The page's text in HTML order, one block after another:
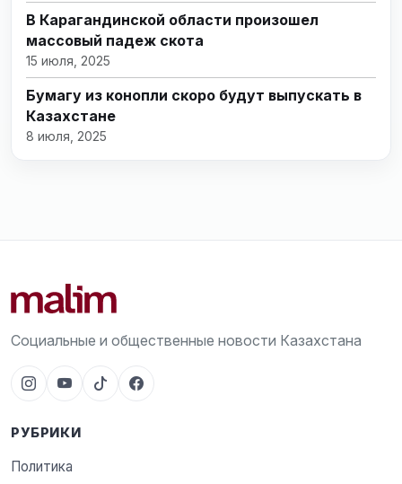
В Карагандинской области произошел
массовый падеж скота
15 июля, 2025
Бумагу из конопли скоро будут выпускать в
Казахстане
8 июля, 2025
Социальные и общественные новости Казахстана
РУБРИКИ
Политика